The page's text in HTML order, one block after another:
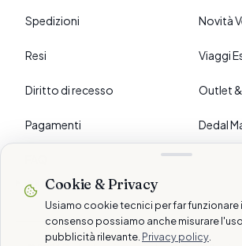
Spedizioni
Resi
Diritto di recesso
Pagamenti
Novità
Viaggi
Outlet
Dedal
›PREFERENZE
Cookie & Privacy
Usiamo cookie tecnici per far funzionare
consenso possiamo anche misurare
pubblicità rilevante. Privacy policy